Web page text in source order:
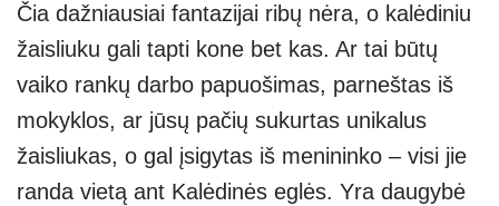
Čia dažniausiai fantazijai ribų nėra, o kalėdiniu
žaisliuku gali tapti kone bet kas. Ar tai būtų
vaiko rankų darbo papuošimas, parneštas iš
mokyklos, ar jūsų pačių sukurtas unikalus
žaisliukas, o gal įsigytas iš menininko – visi jie
randa vietą ant Kalėdinės eglės. Yra daugybė